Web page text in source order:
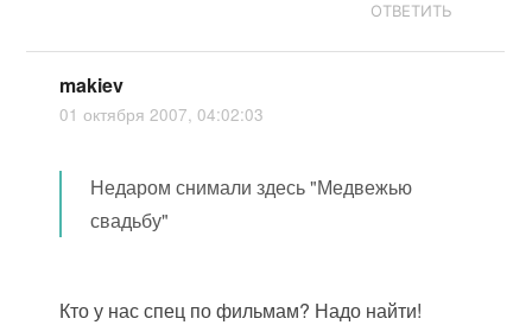
ОТВЕТИТЬ
makiev
01 октября 2007, 04:02:03
Недаром снимали здесь "Медвежью
свадьбу"
Кто у нас спец по фильмам? Надо найти!